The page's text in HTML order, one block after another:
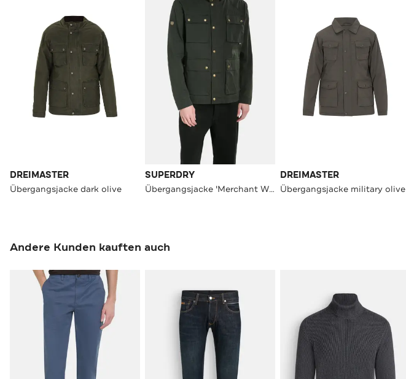
DREIMASTER
Übergangsjacke dark olive
SUPERDRY
Übergangsjacke 'Merchant Wax' dunkelgrün
DREIMASTER
Übergangsjacke military olive
Andere Kunden kauften auch